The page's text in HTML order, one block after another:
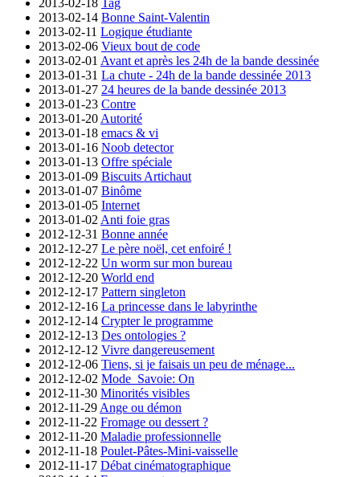
2013-02-14 Bonne Saint-Valentin
2013-02-11 Logique étudiante
2013-02-06 Vieux bout de code
2013-02-01 Avant et après les 24h de la bande dessinée
2013-01-31 La chute - 24h de la bande dessinée 2013
2013-01-27 24 heures de la bande dessinée 2013
2013-01-23 Contre
2013-01-20 Autorité
2013-01-18 emacs & vi
2013-01-16 Noob detector
2013-01-13 Offre spéciale
2013-01-09 Biscuits Artichaut
2013-01-07 Binôme
2013-01-05 Internet
2013-01-02 Anti foie gras
2012-12-31 Bonne année
2012-12-27 Le père noël, cet enfoiré !
2012-12-22 Un worm sur mon bureau
2012-12-20 World end
2012-12-17 Pattern singleton
2012-12-16 La princesse dans le labyrinthe
2012-12-14 Crypter le programme
2012-12-13 Des ontologies ?
2012-12-12 Vivre dangereusement
2012-12-06 Tiens, si je faisais un peu de ménage...
2012-12-02 Mode_Savoie: On
2012-11-30 Minorités visibles
2012-11-29 Ange ou démon
2012-11-22 Fromage ou dessert ?
2012-11-20 Maladie professionnelle
2012-11-18 Poulet-Pâtes-Mini-vaisselle
2012-11-17 Débat cinématographique